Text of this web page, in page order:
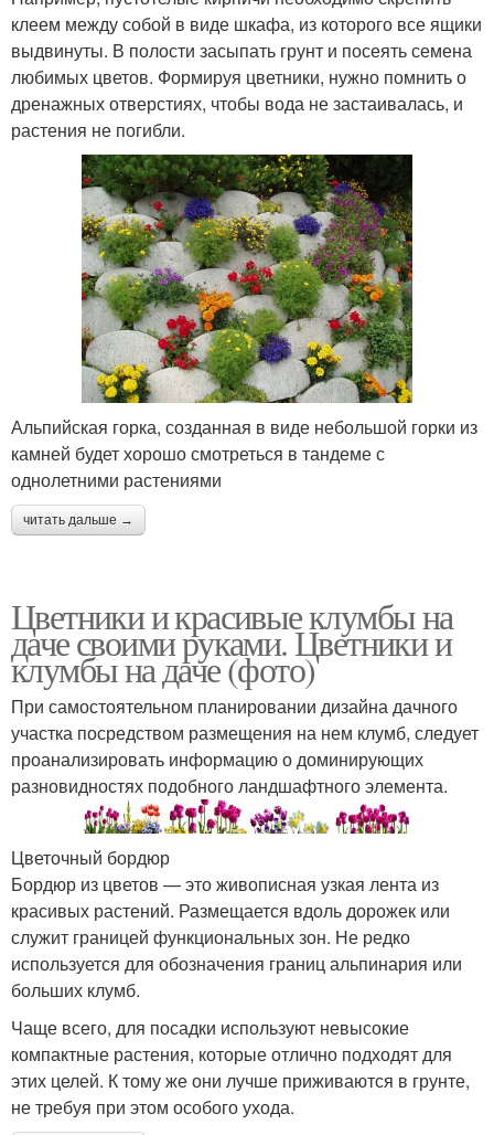
клеем между собой в виде шкафа, из которого все ящики
выдвинуты. В полости засыпать грунт и посеять семена
любимых цветов. Формируя цветники, нужно помнить о
дренажных отверстиях, чтобы вода не застаивалась, и
растения не погибли.
Альпийская горка, созданная в виде небольшой горки из
камней будет хорошо смотреться в тандеме с
однолетними растениями
читать дальше →
Цветники и красивые клумбы на
даче своими руками. Цветники и
клумбы на даче (фото)
При самостоятельном планировании дизайна дачного
участка посредством размещения на нем клумб, следует
проанализировать информацию о доминирующих
разновидностях подобного ландшафтного элемента.
Цветочный бордюр
Бордюр из цветов — это живописная узкая лента из
красивых растений. Размещается вдоль дорожек или
служит границей функциональных зон. Не редко
используется для обозначения границ альпинария или
больших клумб.
Чаще всего, для посадки используют невысокие
компактные растения, которые отлично подходят для
этих целей. К тому же они лучше приживаются в грунте,
не требуя при этом особого ухода.